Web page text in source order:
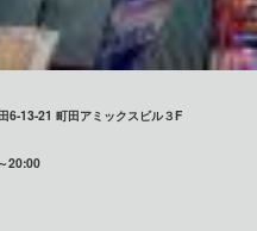
13-21 町田アミックスビル３F
20:00